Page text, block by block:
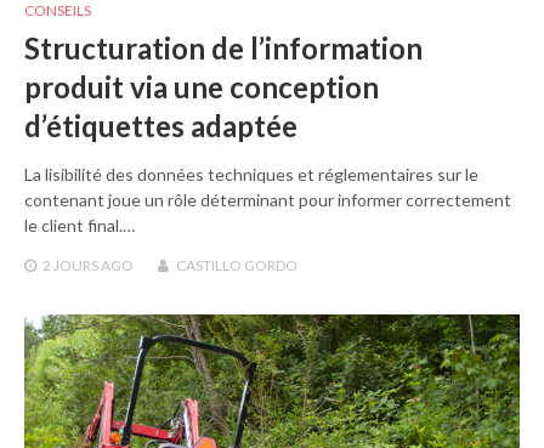
CONSEILS
Structuration de l’information
produit via une conception
d’étiquettes adaptée
La lisibilité des données techniques et réglementaires sur le
contenant joue un rôle déterminant pour informer correctement
le client final.…
2 JOURSAGO CASTILLO GORDO